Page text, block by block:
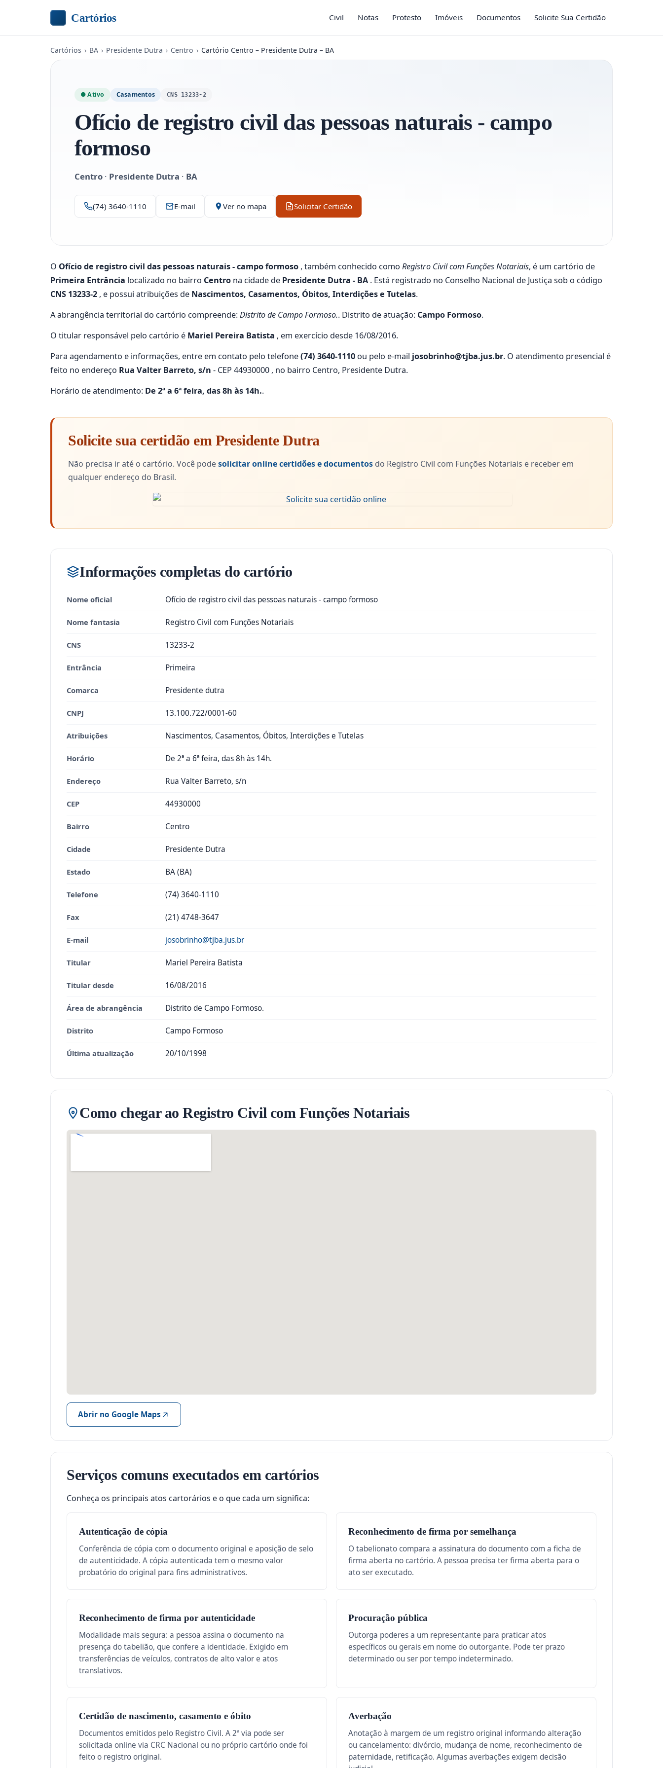
Cartórios Civil Notas Protesto Imóveis Documentos Solicite Sua Certidão
Cartórios › BA › Presidente Dutra › Centro › Cartório Centro – Presidente Dutra – BA
● Ativo Casamentos CNS 13233-2
Ofício de registro civil das pessoas naturais - campo
formoso
Centro · Presidente Dutra · BA
(74) 3640-1110 E-mail Ver no mapa Solicitar Certidão
O Ofício de registro civil das pessoas naturais - campo formoso , também conhecido como Registro Civil com Funções Notariais, é um cartório de
Primeira Entrância localizado no bairro Centro na cidade de Presidente Dutra - BA . Está registrado no Conselho Nacional de Justiça sob o código
CNS 13233-2 , e possui atribuições de Nascimentos, Casamentos, Óbitos, Interdições e Tutelas.
A abrangência territorial do cartório compreende:Distrito de Campo Formoso.. Distrito de atuação: Campo Formoso.
O titular responsável pelo cartório é Mariel Pereira Batista , em exercício desde 16/08/2016.
Para agendamento e informações, entre em contato pelo telefone(74) 3640-1110 ou pelo e-mail josobrinho@tjba.jus.br. O atendimento presencial é
feito no endereço Rua Valter Barreto, s/n - CEP 44930000 , no bairro Centro, Presidente Dutra.
Horário de atendimento: De 2ª a 6ª feira, das 8h às 14h..
Solicite sua certidão em Presidente Dutra
Não precisa ir até o cartório. Você podesolicitar online certidões e documentos do Registro Civil com Funções Notariais e receber em
qualquer endereço do Brasil.
Informações completas do cartório
Nome oficial Ofício de registro civil das pessoas naturais - campo formoso
Nome fantasia Registro Civil com Funções Notariais
CNS 13233-2
Entrância Primeira
Comarca Presidente dutra
CNPJ 13.100.722/0001-60
Atribuições Nascimentos, Casamentos, Óbitos, Interdições e Tutelas
Horário De 2ª a 6ª feira, das 8h às 14h.
Endereço Rua Valter Barreto, s/n
CEP 44930000
Bairro Centro
Cidade Presidente Dutra
Estado BA (BA)
Telefone (74) 3640-1110
Fax (21) 4748-3647
E-mail josobrinho@tjba.jus.br
Titular Mariel Pereira Batista
Titular desde 16/08/2016
Área de abrangência Distrito de Campo Formoso.
Distrito Campo Formoso
Última atualização 20/10/1998
Como chegar ao Registro Civil com Funções Notariais
Abrir no Google Maps
Serviços comuns executados em cartórios
Conheça os principais atos cartorários e o que cada um significa:
Autenticação de cópia
Conferência de cópia com o documento original e aposição de selo
de autenticidade. A cópia autenticada tem o mesmo valor
probatório do original para fins administrativos.
Reconhecimento de firma por semelhança
O tabelionato compara a assinatura do documento com a ficha de
firma aberta no cartório. A pessoa precisa ter firma aberta para o
ato ser executado.
Reconhecimento de firma por autenticidade
Modalidade mais segura: a pessoa assina o documento na
presença do tabelião, que confere a identidade. Exigido em
transferências de veículos, contratos de alto valor e atos
translativos.
Procuração pública
Outorga poderes a um representante para praticar atos
específicos ou gerais em nome do outorgante. Pode ter prazo
determinado ou ser por tempo indeterminado.
Certidão de nascimento, casamento e óbito
Documentos emitidos pelo Registro Civil. A 2ª via pode ser
solicitada online via CRC Nacional ou no próprio cartório onde foi
feito o registro original.
Averbação
Anotação à margem de um registro original informando alteração
ou cancelamento: divórcio, mudança de nome, reconhecimento de
paternidade, retificação. Algumas averbações exigem decisão